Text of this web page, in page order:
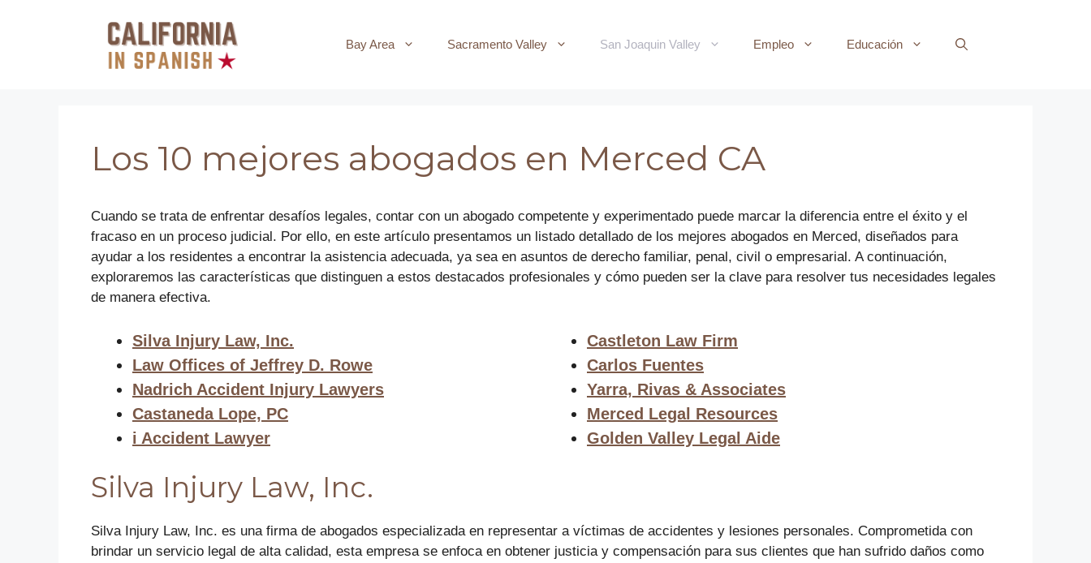
Bay Area Sacramento Valley San Joaquin Valley Empleo Educación
Los 10 mejores abogados en Merced CA
Cuando se trata de enfrentar desafíos legales, contar con un abogado competente y experimentado puede marcar la diferencia entre el éxito y el
fracaso en un proceso judicial. Por ello, en este artículo presentamos un listado detallado de los mejores abogados en Merced, diseñados para
ayudar a los residentes a encontrar la asistencia adecuada, ya sea en asuntos de derecho familiar, penal, civil o empresarial. A continuación,
exploraremos las características que distinguen a estos destacados profesionales y cómo pueden ser la clave para resolver tus necesidades legales
de manera efectiva.
Silva Injury Law, Inc.
Law Offices of Jeffrey D. Rowe
Nadrich Accident Injury Lawyers
Castaneda Lope, PC
i Accident Lawyer
Castleton Law Firm
Carlos Fuentes
Yarra, Rivas & Associates
Merced Legal Resources
Golden Valley Legal Aide
Silva Injury Law, Inc.
Silva Injury Law, Inc. es una firma de abogados especializada en representar a víctimas de accidentes y lesiones personales. Comprometida con
brindar un servicio legal de alta calidad, esta empresa se enfoca en obtener justicia y compensación para sus clientes que han sufrido daños como